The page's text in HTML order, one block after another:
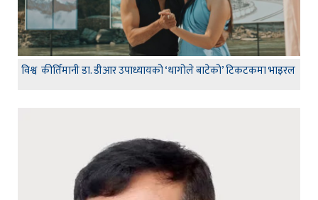
विश्व कीर्तिमानी डा. डीआर उपाध्यायको ‘धागोले बाटेको’ टिकटकमा भाइरल